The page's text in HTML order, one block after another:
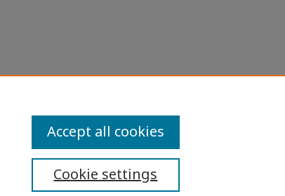
Statement
Cookie settings
Accept all cookies